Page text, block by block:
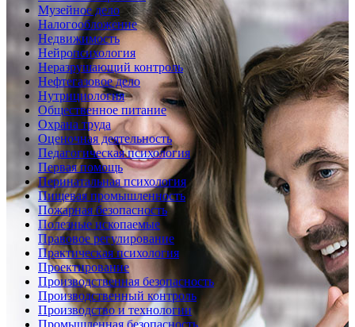
Музейное дело
Налогообложение
Недвижимость
Нейропсихология
Неразрушающий контроль
Нефтегазовое дело
Нутрициология
Общественное питание
Охрана труда
Оценочная деятельность
Педагогическая психология
Первая помощь
Перинатальная психология
Пищевая промышленность
Пожарная безопасность
Полезные ископаемые
Правовое регулирование
Практическая психология
Проектирование
Производственная безопасность
Производственный контроль
Производство и технологии
Промышленная безопасность